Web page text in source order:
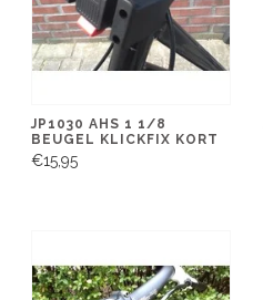
JP1030 AHS 1 1/8
BEUGEL KLICKFIX KORT
€15,95